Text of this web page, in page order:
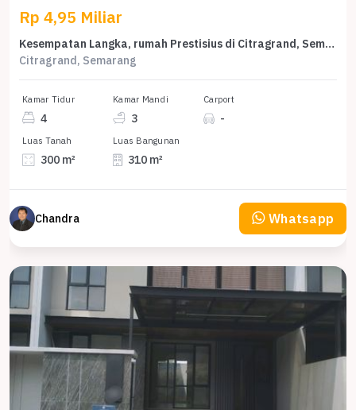
Rp 4,95 Miliar
Kesempatan Langka, rumah Prestisius di Citragrand, Semarang, LB 310m²
Citragrand, Semarang
Kamar Tidur
4
Kamar Mandi
3
Carport
-
Luas Tanah
300 m²
Luas Bangunan
310 m²
Chandra Whatsapp